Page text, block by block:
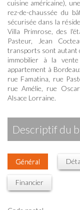
cuisine américaine),
rez-de-chaussée du
sécurisée dans la
Villa Primrose, des
Pasteur, Jean
transports sont autant
immobilier à la
appartement à
rue Famatina, rue
rue Amélie, rue
Alsace Lorraine.
descriptif du
Général
Financier